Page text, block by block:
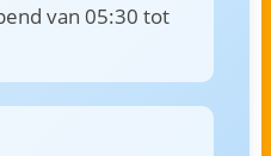
van 05:30 tot